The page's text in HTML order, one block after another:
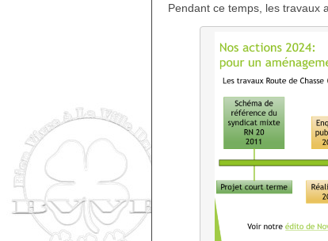
Pendant ce temps, les travaux